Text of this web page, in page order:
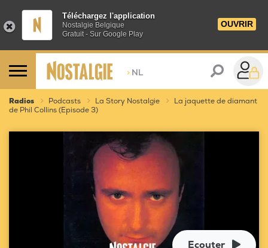
Téléchargez l'application
Nostalgie Belgique
Gratuit - Sur Google Play
OUVRIR
> NL
Radios Podcasts La Story Nostalgie
La jaquette de diamant
de Phil Collins (Episode 3)
Ecouter